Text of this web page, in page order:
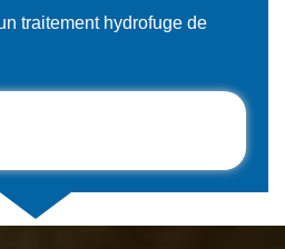
traitement hydrofuge de